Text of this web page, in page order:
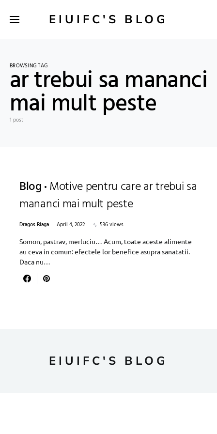
EIUIFC'S BLOG
BROWSING TAG
ar trebui sa mananci
mai mult peste
1 post
Blog Motive pentru care ar trebui sa
mananci mai mult peste
Dragos Blaga April 4, 2022
536 views
Somon, pastrav, merluciu… Acum, toate aceste alimente
au ceva in comun: efectele lor benefice asupra sanatatii.
Daca nu…
EIUIFC'S BLOG